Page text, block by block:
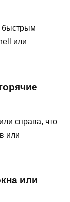
быстрым
или
справа, что
или
или